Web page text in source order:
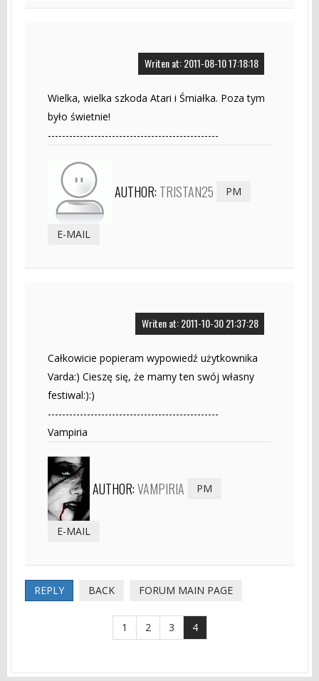
Writen at: 2011-08-10 17:18:18
Wielka, wielka szkoda Atari i Śmiałka. Poza tym
było świetnie!
------------------------------------------------
AUTHOR: TRISTAN25 PM
E-MAIL
Writen at: 2011-10-30 21:37:28
Całkowicie popieram wypowiedź użytkownika
Varda:) Cieszę się, że mamy ten swój własny
festiwal:):)
------------------------------------------------
Vampiria
AUTHOR:VAMPIRIA PM
E-MAIL
REPLY BACK FORUM MAIN PAGE
1 2 3 4